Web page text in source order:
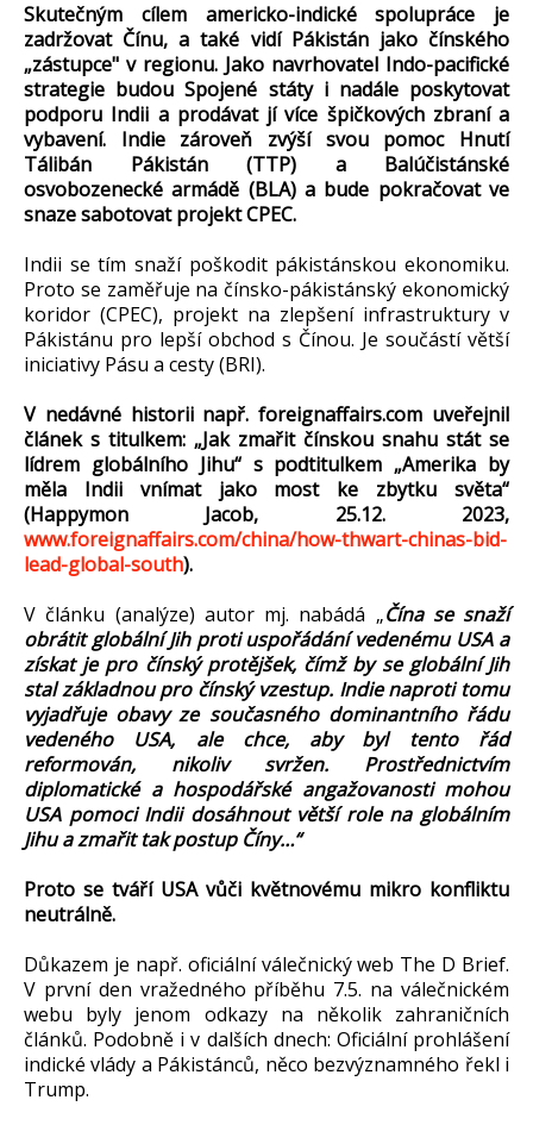
Skutečným cílem americko-indické spolupráce je
zadržovat Čínu, a také vidí Pákistán jako čínského
„zástupce" v regionu. Jako navrhovatel Indo-pacifické
strategie budou Spojené státy i nadále poskytovat
podporu Indii a prodávat jí více špičkových zbraní a
vybavení. Indie zároveň zvýší svou pomoc Hnutí
Tálibán Pákistán (TTP) a Balúčistánské
osvobozenecké armádě (BLA) a bude pokračovat ve
snaze sabotovat projekt CPEC.
Indii se tím snaží poškodit pákistánskou ekonomiku.
Proto se zaměřuje na čínsko-pákistánský ekonomický
koridor (CPEC), projekt na zlepšení infrastruktury v
Pákistánu pro lepší obchod s Čínou. Je součástí větší
iniciativy Pásu a cesty (BRI).
V nedávné historii např. foreignaffairs.com uveřejnil
článek s titulkem: „Jak zmařit čínskou snahu stát se
lídrem globálního Jihu“ s podtitulkem „Amerika by
měla Indii vnímat jako most ke zbytku světa“
(Happymon Jacob, 25.12. 2023,
www.foreignaffairs.com/china/how-thwart-chinas-bid-
lead-global-south).
V článku (analýze) autor mj. nabádá „Čína se snaží
obrátit globální Jih proti uspořádání vedenému USA a
získat je pro čínský protějšek, čímž by se globální Jih
stal základnou pro čínský vzestup. Indie naproti tomu
vyjadřuje obavy ze současného dominantního řádu
vedeného USA, ale chce, aby byl tento řád
reformován, nikoliv svržen. Prostřednictvím
diplomatické a hospodářské angažovanosti mohou
USA pomoci Indii dosáhnout větší role na globálním
Jihu a zmařit tak postup Číny…“
Proto se tváří USA vůči květnovému mikro konfliktu
neutrálně.
Důkazem je např. oficiální válečnický web The D Brief.
V první den vražedného příběhu 7.5. na válečnickém
webu byly jenom odkazy na několik zahraničních
článků. Podobně i v dalších dnech: Oficiální prohlášení
indické vlády a Pákistánců, něco bezvýznamného řekl i
Trump.